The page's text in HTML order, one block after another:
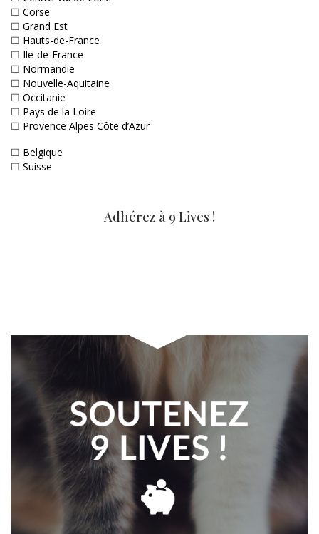
☐ Corse
☐ Grand Est
☐ Hauts-de-France
☐ Ile-de-France
☐ Normandie
☐ Nouvelle-Aquitaine
☐ Occitanie
☐ Pays de la Loire
☐ Provence Alpes Côte d’Azur
☐ Belgique
☐ Suisse
Adhérez à 9 Lives !